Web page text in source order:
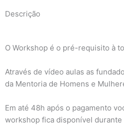
Descrição
O Workshop é o pré-requisito à
Através de vídeo aulas as
da Mentoria de Homens e
Em até 48h após o pagamento
workshop fica disponível durante